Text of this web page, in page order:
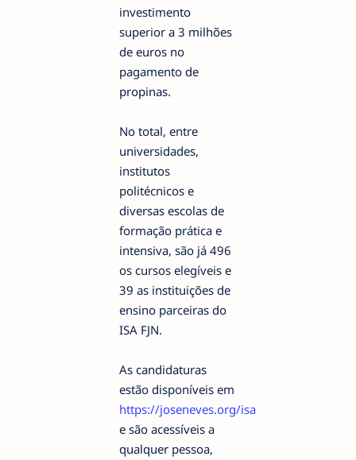
investimento
superior a 3 milhões
de euros no
pagamento de
propinas.
No total, entre
universidades,
institutos
politécnicos e
diversas escolas de
formação prática e
intensiva, são já 496
os cursos elegíveis e
39 as instituições de
ensino parceiras do
ISA FJN.
As candidaturas
estão disponíveis em
https://joseneves.org/isa
e são acessíveis a
qualquer pessoa,